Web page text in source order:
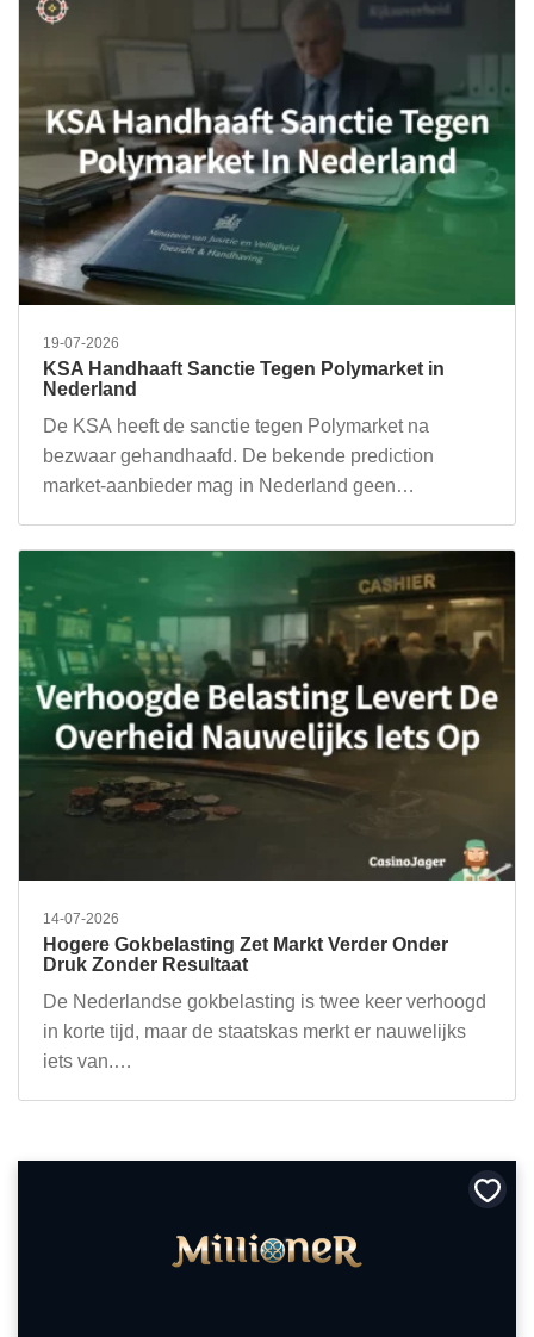
19-07-2026
KSA Handhaaft Sanctie Tegen Polymarket in
Nederland
De KSA heeft de sanctie tegen Polymarket na
bezwaar gehandhaafd. De bekende prediction
market-aanbieder mag in Nederland geen…
14-07-2026
Hogere Gokbelasting Zet Markt Verder Onder
Druk Zonder Resultaat
De Nederlandse gokbelasting is twee keer verhoogd
in korte tijd, maar de staatskas merkt er nauwelijks
iets van.…